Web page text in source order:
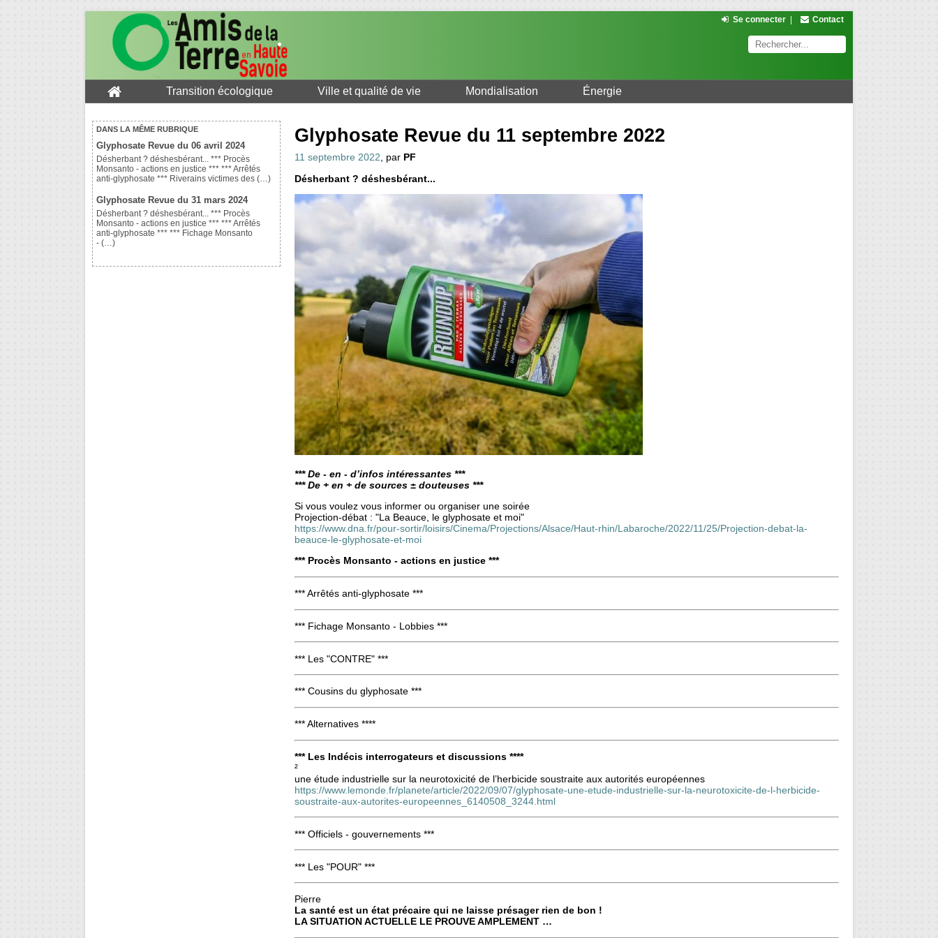
Se connecter Contact
Transition écologique Ville et qualité de vie Mondialisation Énergie
DANS LA MÊME RUBRIQUE
Glyphosate Revue du 06 avril 2024
Désherbant ? déshesbérant... *** Procès
Monsanto - actions en justice *** *** Arrêtés
anti-glyphosate *** Riverains victimes des (…)
Glyphosate Revue du 31 mars 2024
Désherbant ? déshesbérant... *** Procès
Monsanto - actions en justice *** *** Arrêtés
anti-glyphosate *** *** Fichage Monsanto
- (…)
Glyphosate Revue du 11 septembre 2022
11 septembre 2022, par PF
Désherbant ? déshesbérant...
*** De - en - d’infos intéressantes ***
*** De + en + de sources ± douteuses ***
Si vous voulez vous informer ou organiser une soirée
Projection-débat : "La Beauce, le glyphosate et moi"
https://www.dna.fr/pour-sortir/loisirs/Cinema/Projections/Alsace/Haut-rhin/Labaroche/2022/11/25/Projection-debat-la-
beauce-le-glyphosate-et-moi
*** Procès Monsanto - actions en justice ***
*** Arrêtés anti-glyphosate ***
*** Fichage Monsanto - Lobbies ***
*** Les "CONTRE" ***
*** Cousins du glyphosate ***
*** Alternatives ****
*** Les Indécis interrogateurs et discussions ****
²
une étude industrielle sur la neurotoxicité de l’herbicide soustraite aux autorités européennes
https://www.lemonde.fr/planete/article/2022/09/07/glyphosate-une-etude-industrielle-sur-la-neurotoxicite-de-l-herbicide-
soustraite-aux-autorites-europeennes_6140508_3244.html
*** Officiels - gouvernements ***
*** Les "POUR" ***
Pierre
La santé est un état précaire qui ne laisse présager rien de bon !
LA SITUATION ACTUELLE LE PROUVE AMPLEMENT …